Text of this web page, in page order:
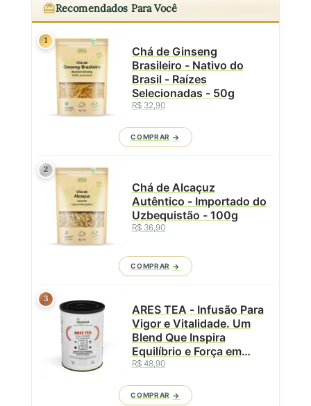
Recomendados Para Você
1
Chá de Ginseng
Brasileiro - Nativo do
Brasil - Raízes
Selecionadas - 50g
R$ 32,90
COMPRAR
2
Chá de Alcaçuz
Autêntico - Importado do
Uzbequistão - 100g
R$ 36,90
COMPRAR
3
ARES TEA - Infusão Para
Vigor e Vitalidade. Um
Blend Que Inspira
Equilíbrio e Força em
R$ 48,90
COMPRAR